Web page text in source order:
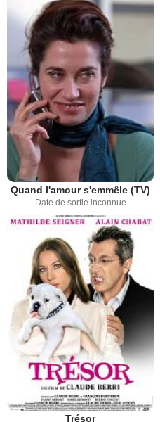
Quand l'amour s'emmêle (TV)
Date de sortie inconnue
Trésor